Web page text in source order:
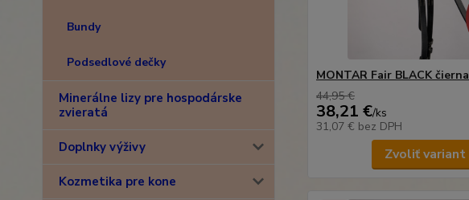
Bundy
Podsedlové dečky
Minerálne lizy pre hospodárske
zvieratá
Doplnky výživy
Kozmetika pre kone
MONTAR Fair BLACK čierna
44,95 €
38,21 €/ks
31,07 € bez DPH
Zvoliť variant